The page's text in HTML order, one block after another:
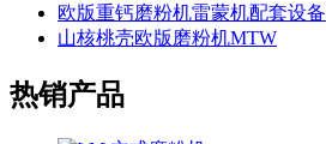
欧版重钙磨粉机雷蒙机配套设备
山核桃壳欧版磨粉机MTW
热销产品